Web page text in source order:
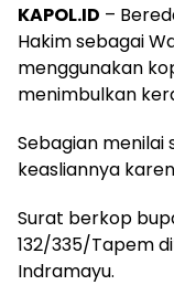
KAPOL.ID –
Hakim sebagai
menggunakan
menimbulkan
Sebagian menilai
keasliannya
Surat berkop
132/335/Tapem
Indramayu.